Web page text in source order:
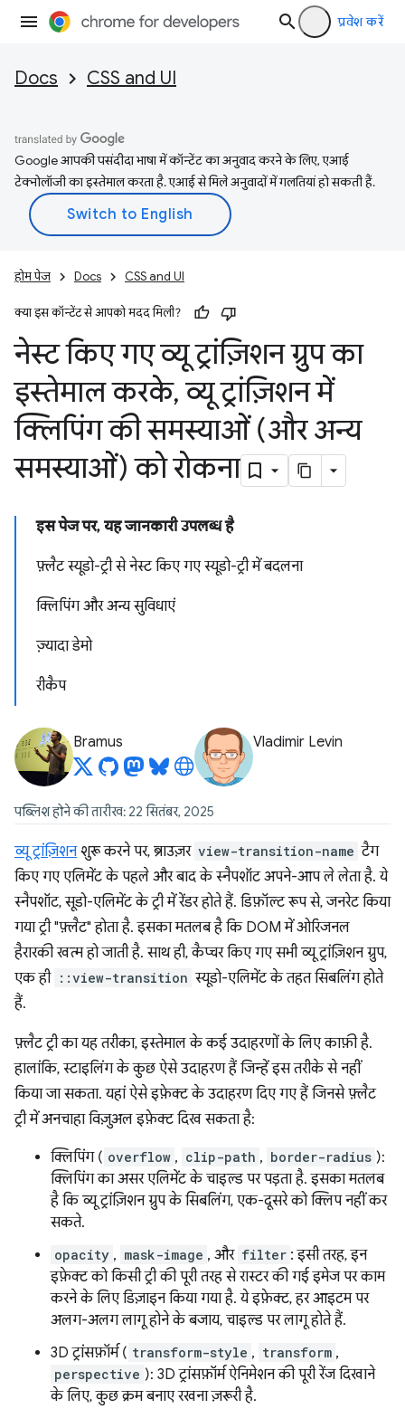
प्रवेश करें
Docs CSS and UI
Google आपकी पसंदीदा भाषा में कॉन्टेंट का अनुवाद करने के लिए, एआई
टेक्नोलॉजी का इस्तेमाल करता है. एआई से मिले अनुवादों में गलतियां हो सकती हैं.
होम पेज Docs CSS and UI
क्या इस कॉन्टेंट से आपको मदद मिली?
नेस्ट किए गए व्यू ट्रांज़िशन ग्रुप का
इस्तेमाल करके, व्यू ट्रांज़िशन में
क्लिपिंग की समस्याओं (और अन्य
समस्याओं) को रोकना
इस पेज पर, यह जानकारी उपलब्ध है
फ़्लैट स्यूडो-ट्री से नेस्ट किए गए स्यूडो-ट्री में बदलना
क्लिपिंग और अन्य सुविधाएं
ज़्यादा डेमो
रीकैप
Bramus Vladimir Levin
पब्लिश होने की तारीख: 22 सितंबर, 2025
व्यू ट्रांज़िशनशुरू करने पर, ब्राउज़र view-transition-name टैग
किए गए एलिमेंट के पहले और बाद के स्नैपशॉट अपने-आप ले लेता है. ये
स्नैपशॉट, सूडो-एलिमेंट के ट्री में रेंडर होते हैं. डिफ़ॉल्ट रूप से, जनरेट किया
गया ट्री "फ़्लैट" होता है. इसका मतलब है कि DOM में ओरिजनल
हैरारकी खत्म हो जाती है. साथ ही, कैप्चर किए गए सभी व्यू ट्रांज़िशन ग्रुप,
एक ही ::view-transition स्यूडो-एलिमेंट के तहत सिबलिंग होते
हैं.
फ़्लैट ट्री का यह तरीका, इस्तेमाल के कई उदाहरणों के लिए काफ़ी है.
हालांकि, स्टाइलिंग के कुछ ऐसे उदाहरण हैं जिन्हें इस तरीके से नहीं
किया जा सकता. यहां ऐसे इफ़ेक्ट के उदाहरण दिए गए हैं जिनसे फ़्लैट
ट्री में अनचाहा विज़ुअल इफ़ेक्ट दिख सकता है:
क्लिपिंग ( overflow , clip-path , border-radius ):
क्लिपिंग का असर एलिमेंट के चाइल्ड पर पड़ता है. इसका मतलब
है कि व्यू ट्रांज़िशन ग्रुप के सिबलिंग, एक-दूसरे को क्लिप नहीं कर
सकते.
opacity , mask-image , और filter : इसी तरह, इन
इफ़ेक्ट को किसी ट्री की पूरी तरह से रास्टर की गई इमेज पर काम
करने के लिए डिज़ाइन किया गया है. ये इफ़ेक्ट, हर आइटम पर
अलग-अलग लागू होने के बजाय, चाइल्ड पर लागू होते हैं.
3D ट्रांसफ़ॉर्म ( transform-style , transform ,
perspective ): 3D ट्रांसफ़ॉर्म ऐनिमेशन की पूरी रेंज दिखाने
के लिए, कुछ क्रम बनाए रखना ज़रूरी है.